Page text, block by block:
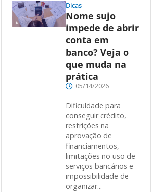
Dicas
Nome sujo
impede de abrir
conta em
banco? Veja o
que muda na
prática
05/14/2026
Dificuldade para
conseguir crédito,
restrições na
aprovação de
financiamentos,
limitações no uso de
serviços bancários e
impossibilidade de
organizar...